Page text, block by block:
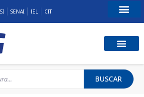
SENAI IEL CIT
BUSCAR